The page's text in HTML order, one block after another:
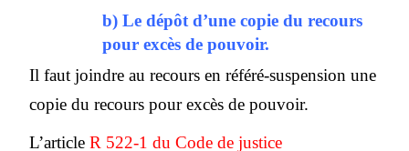
b) Le dépôt d’une copie du recours
pour excès de pouvoir.
Il faut joindre au recours en référé-suspension une
copie du recours pour excès de pouvoir.
L’article R 522-1 du Code de justice